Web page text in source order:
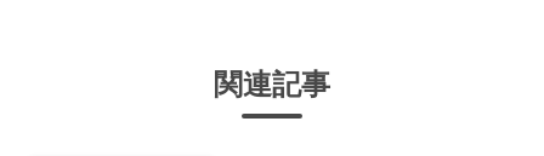
関連記事